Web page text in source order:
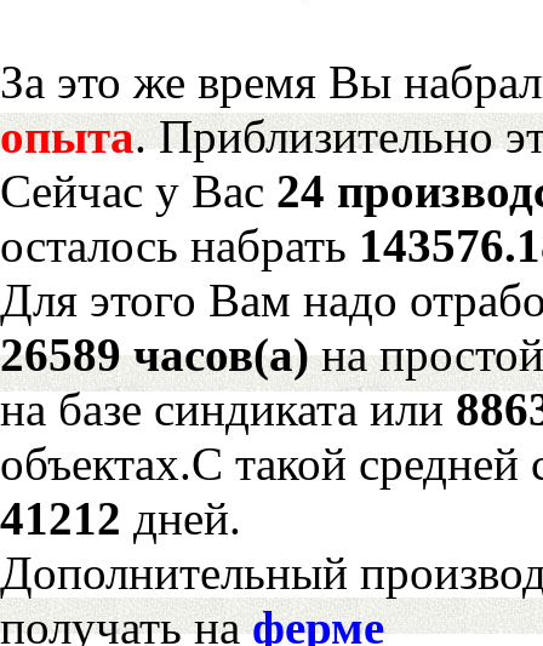
За это же время Вы
опыта. Приблизительно
Сейчас у Вас 24
осталось набрать
Для этого Вам надо
26589 часов(а)на
на базе синдиката или
объектах.С такой
41212 дней.
Дополнительный
получать наферме